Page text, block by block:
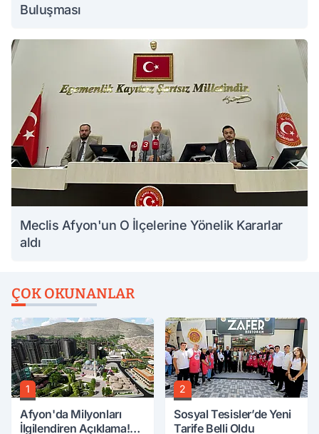
Buluşması
Meclis Afyon'un O İlçelerine Yönelik Kararlar
aldı
ÇOK OKUNANLAR
1
Afyon'da Milyonları
İlgilendiren Açıklama!
2
Sosyal Tesisler’de Yeni
Tarife Belli Oldu